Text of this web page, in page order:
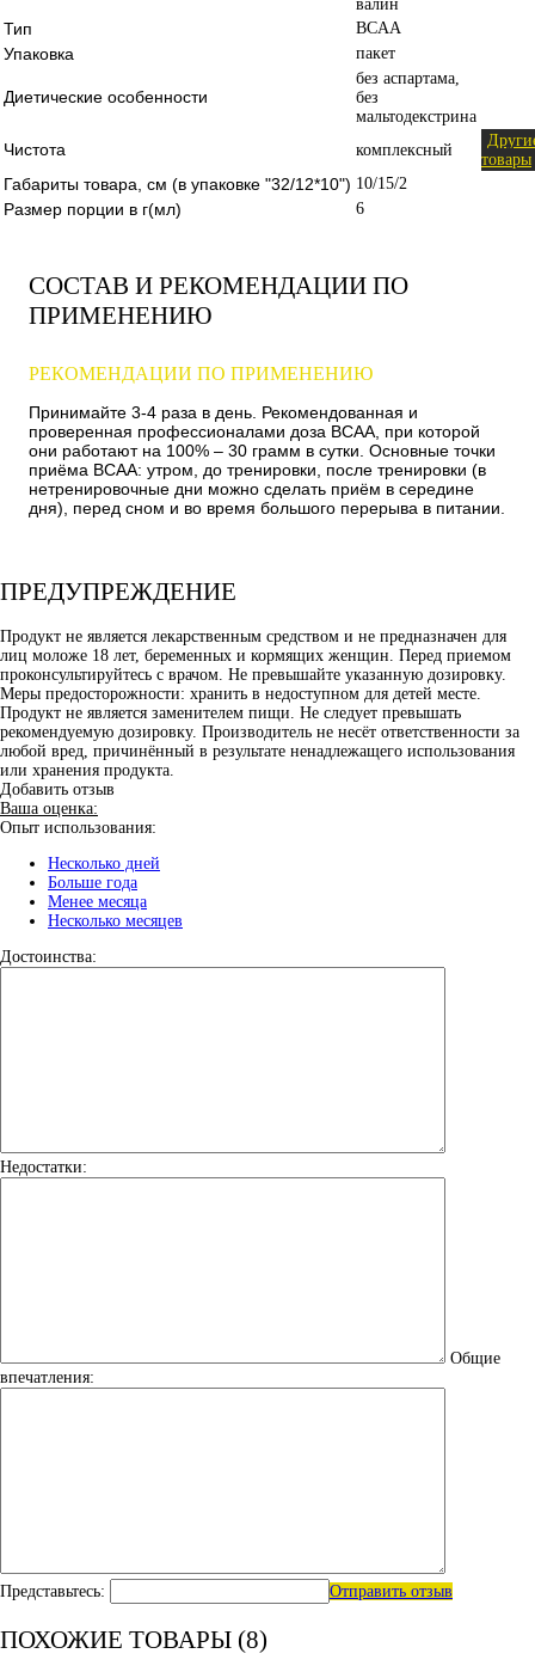
валин
Тип BCAA
Упаковка пакет
Диетические особенности
без аспартама,
без
мальтодекстрина
Чистота комплексный
товары
Габариты товара, см (в упаковке "32/12*10") 10/15/2
Размер порции в г(мл) 6
СОСТАВ И РЕКОМЕНДАЦИИ ПО
ПРИМЕНЕНИЮ
РЕКОМЕНДАЦИИ ПО ПРИМЕНЕНИЮ
Принимайте 3-4 раза в день. Рекомендованная и
проверенная профессионалами доза BCAA, при которой
они работают на 100% – 30 грамм в сутки. Основные точки
приёма BCAA: утром, до тренировки, после тренировки (в
нетренировочные дни можно сделать приём в середине
дня), перед сном и во время большого перерыва в питании.
ПРЕДУПРЕЖДЕНИЕ
Продукт не является лекарственным средством и не предназначен для
лиц моложе 18 лет, беременных и кормящих женщин. Перед приемом
проконсультируйтесь с врачом. Не превышайте указанную дозировку.
Меры предосторожности: хранить в недоступном для детей месте.
Продукт не является заменителем пищи. Не следует превышать
рекомендуемую дозировку. Производитель не несёт ответственности за
любой вред, причинённый в результате ненадлежащего использования
или хранения продукта.
Добавить отзыв
Ваша оценка:
Опыт использования:
Несколько дней
Больше года
Менее месяца
Несколько месяцев
Достоинства:
Недостатки:
Общие
впечатления:
Представьтесь: Отправить отзыв
ПОХОЖИЕ ТОВАРЫ (8)